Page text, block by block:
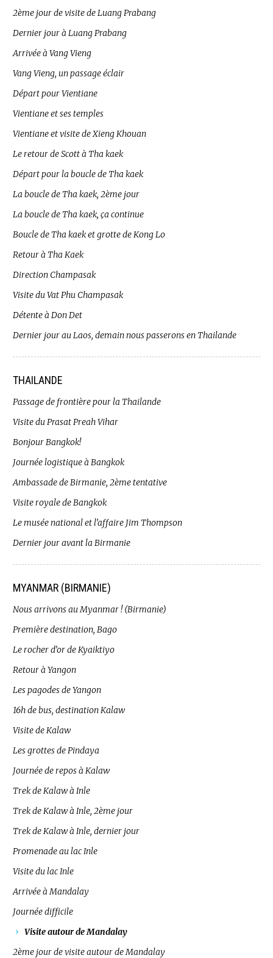
2ème jour de visite de Luang Prabang
Dernier jour à Luang Prabang
Arrivée à Vang Vieng
Vang Vieng, un passage éclair
Départ pour Vientiane
Vientiane et ses temples
Vientiane et visite de Xieng Khouan
Le retour de Scott à Tha kaek
Départ pour la boucle de Tha kaek
La boucle de Tha kaek, 2ème jour
La boucle de Tha kaek, ça continue
Boucle de Tha kaek et grotte de Kong Lo
Retour à Tha Kaek
Direction Champasak
Visite du Vat Phu Champasak
Détente à Don Det
Dernier jour au Laos, demain nous passerons en Thailande
THAILANDE
Passage de frontière pour la Thailande
Visite du Prasat Preah Vihar
Bonjour Bangkok!
Journée logistique à Bangkok
Ambassade de Birmanie, 2ème tentative
Visite royale de Bangkok
Le musée national et l’affaire Jim Thompson
Dernier jour avant la Birmanie
MYANMAR (BIRMANIE)
Nous arrivons au Myanmar ! (Birmanie)
Première destination, Bago
Le rocher d’or de Kyaiktiyo
Retour à Yangon
Les pagodes de Yangon
16h de bus, destination Kalaw
Visite de Kalaw
Les grottes de Pindaya
Journée de repos à Kalaw
Trek de Kalaw à Inle
Trek de Kalaw à Inle, 2ème jour
Trek de Kalaw à Inle, dernier jour
Promenade au lac Inle
Visite du lac Inle
Arrivée à Mandalay
Journée difficile
Visite autour de Mandalay
2ème jour de visite autour de Mandalay